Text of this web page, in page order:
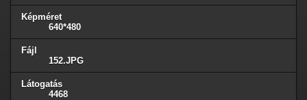
Képméret
640*480
Fájl
152.JPG
Látogatás
4468